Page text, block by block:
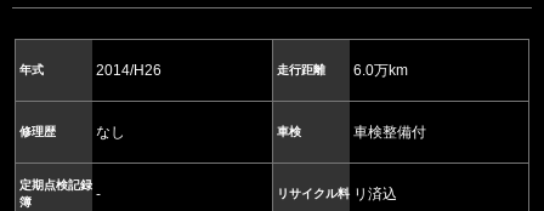
年式 2014/H26 走行距離 6.0万km
修理歴 なし 車検 車検整備付
定期点検記録
簿
- リサイクル料 リ済込